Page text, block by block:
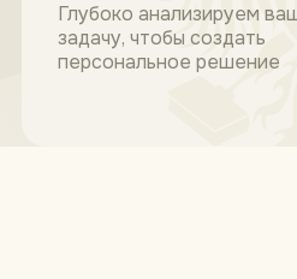
Глубоко анализируем
задачу, чтобы создать
персональное решение